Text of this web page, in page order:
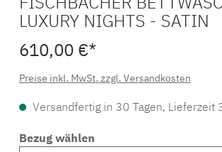
LUXURY NIGHTS - SATIN
610,00 €*
Preise inkl. MwSt. zzgl. Versandkosten
Versandfertig in 30 Tagen, Lieferzeit
Bezug wählen